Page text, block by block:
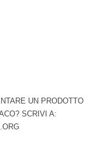
UN PRODOTTO
SCRIVI A: